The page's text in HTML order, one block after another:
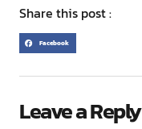
Share this post :
Facebook
Leave a Reply